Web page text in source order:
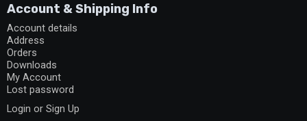
Account & Shipping Info
Account details
Address
Orders
Downloads
My Account
Lost password
Login or Sign Up